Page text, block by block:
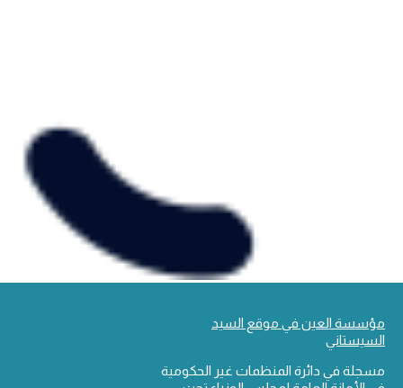
مؤسسة العين في موقع السيد
السيستاني
مسجلة في دائرة المنظمات غير الحكومية